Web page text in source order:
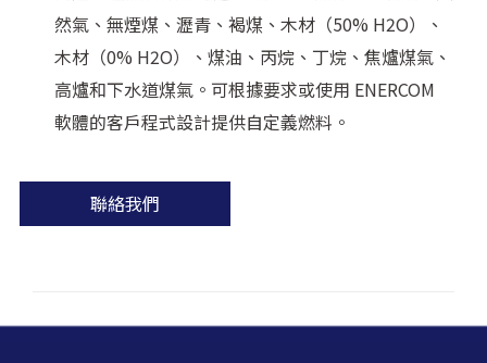
然氣、無煙煤、瀝青、褐煤、木材（50% H2O）、
木材（0% H2O）、煤油、丙烷、丁烷、焦爐煤氣、
高爐和下水道煤氣。可根據要求或使用 ENERCOM
軟體的客戶程式設計提供自定義燃料。
聯絡我們